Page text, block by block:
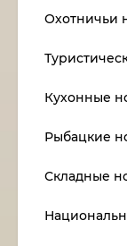
Охотничьи
Кухонные
Рыбацкие
Складные